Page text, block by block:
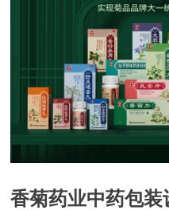
香菊药业中药包